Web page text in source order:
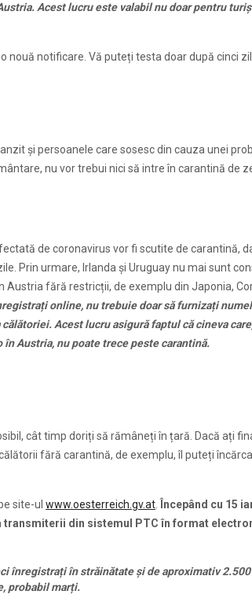
Acest lucru este valabil nu doar pentru
nouă notificare. Vă puteți testa doar după cinci
și persoanele care sosesc din cauza unei
nu vor trebui nici să intre în carantină de
de coronavirus vor fi scutite de carantină,
Prin urmare, Irlanda și Uruguay nu mai sunt
Austria fără restricții, de exemplu din Japonia,
online, nu trebuie doar să furnizați
Acest lucru asigură faptul că cineva
Austria, nu poate trece peste carantină.
cât timp doriți să rămâneți în țară. Dacă ați
fără carantină, de exemplu, îl puteți
site-ul www.oesterreich.gv.at
Începând cu 15
din sistemul PTC în format
înregistrați în străinătate și de aproximativ
probabil marți.